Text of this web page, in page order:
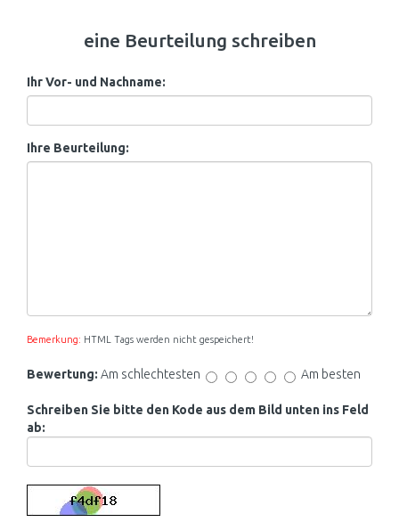
eine Beurteilung schreiben
Ihr Vor- und Nachname:
Ihre Beurteilung:
Bemerkung: HTML Tags werden nicht gespeichert!
Bewertung: Am schlechtesten Am besten
Schreiben Sie bitte den Kode aus dem Bild unten ins Feld
ab: